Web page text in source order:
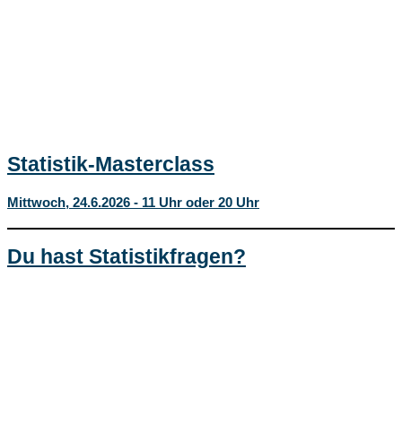
Statistik-Masterclass
Mittwoch, 24.6.2026 - 11 Uhr oder 20 Uhr
Du hast Statistikfragen?